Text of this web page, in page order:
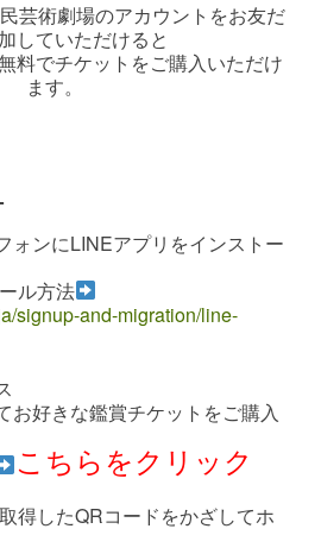
芸術劇場のアカウントをお友だ
していただけると
料でチケットをご購入いただけ
ます。
ォンにLINEアプリをインストー
ル方法
signup-and-migration/line-
お好きな鑑賞チケットをご購入
こちらをクリック
得したQRコードをかざしてホ